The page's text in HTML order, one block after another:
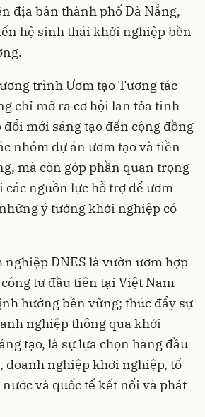
địa bàn thành phố Đà Nẵng,
hệ sinh thái khởi nghiệp bền
trình Ươm tạo Tương tác
chỉ mở ra cơ hội lan tỏa tinh
mới sáng tạo đến cộng đồng
nhóm dự án ươm tạo và tiền
mà còn góp phần quan trọng
nguồn lực hỗ trợ để ươm
ý tưởng khởi nghiệp có
nghiệp DNES là vườn ươm hợp
tư đầu tiên tại Việt Nam
hướng bền vững; thúc đẩy sự
nghiệp thông qua khởi
tạo, là sự lựa chọn hàng đầu
doanh nghiệp khởi nghiệp, tổ
và quốc tế kết nối và phát